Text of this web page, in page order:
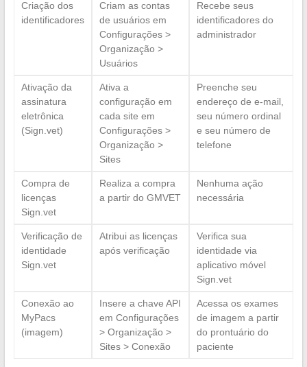
Criação dos
identificadores
Criam as contas
de usuários em
Configurações >
Organização >
Usuários
Recebe seus
identificadores do
administrador
Ativação da
assinatura
eletrônica
(Sign.vet)
Ativa a
configuração em
cada site em
Configurações >
Organização >
Sites
Preenche seu
endereço de e-mail,
seu número ordinal
e seu número de
telefone
Compra de
licenças
Sign.vet
Realiza a compra
a partir do GMVET
Nenhuma ação
necessária
Verificação de
identidade
Sign.vet
Atribui as licenças
após verificação
Verifica sua
identidade via
aplicativo móvel
Sign.vet
Conexão ao
MyPacs
(imagem)
Insere a chave API
em Configurações
> Organização >
Sites > Conexão
Acessa os exames
de imagem a partir
do prontuário do
paciente